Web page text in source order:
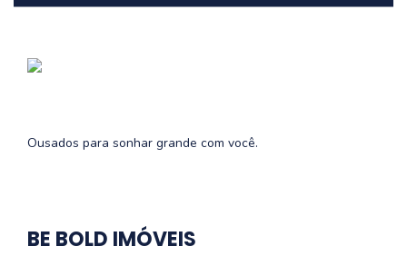
Ousados para sonhar grande com você.
BE BOLD IMÓVEIS